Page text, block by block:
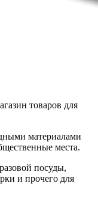
товаров для
материалами
места.
посуды,
и прочего для